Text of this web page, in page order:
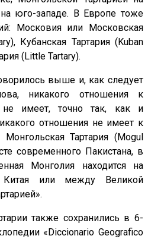
юго-западе. В Европе тоже
Московия или Московская
Кубанская Тартария (Kuban
(Little Tartary).
выше и, как следует
никакого отношения к
не имеет, точно так, как и
отношения не имеет к
Тартария (Mogul
современного Пакистана, в
Монголия находится на
Китая или между Великой
также сохранились в 6-
«Diccionario Geografico